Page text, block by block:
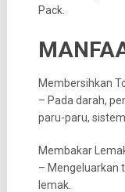
Pack.
Membersihkan
– Pada darah,
paru-paru,
Membakar
– Mengeluarkan
lemak.